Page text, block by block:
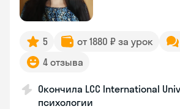
5 от 1880 ₽ за урок
4 отзыва
Окончила LCC International
психологии